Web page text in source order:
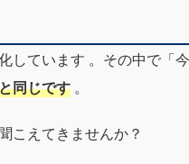
しています 。その中で「
同じです 。
こえてきませんか？